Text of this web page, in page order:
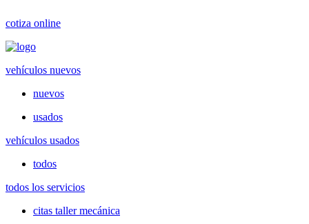
cotiza online
vehículos nuevos
nuevos
usados
vehículos usados
todos
todos los servicios
citas taller mecánica